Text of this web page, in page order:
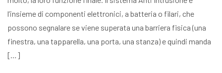
l’insieme di componenti elettronici, a batteria o filari, che
possono segnalare se viene superata una barriera fisica (una
finestra, una tapparella, una porta, una stanza) e quindi manda
[…]